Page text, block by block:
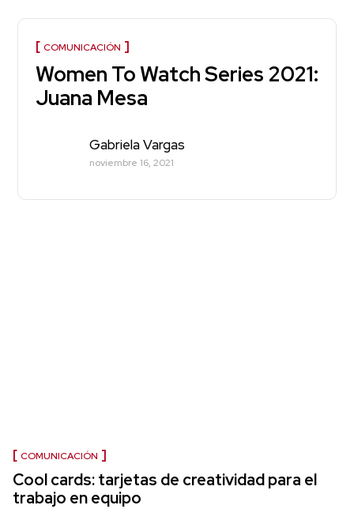
COMUNICACIÓN
Women To Watch Series 2021:
Juana Mesa
Gabriela Vargas
noviembre 16, 2021
COMUNICACIÓN
Cool cards: tarjetas de creatividad para el
trabajo en equipo